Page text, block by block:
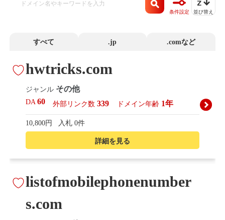
条件設定 並び替え
すべて .jp .comなど
詳細を見る
hwtricks.com
ジャンル その他
DA60 外部リンク数 339 ドメイン年齢 1年
10,800円 入札 0件
listofmobilephonenumber
s.com